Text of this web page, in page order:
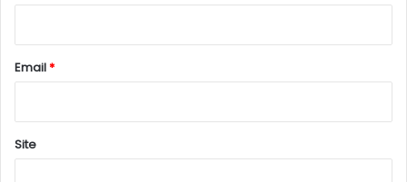
*
Email*
Site